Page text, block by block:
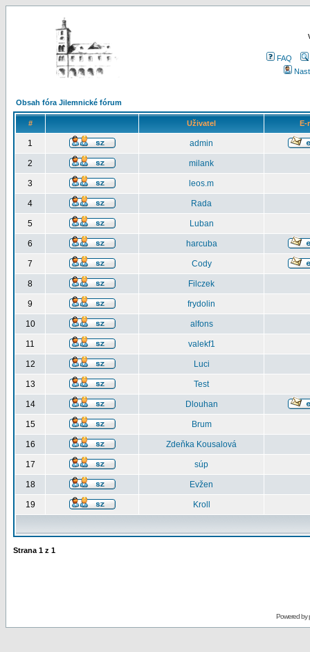
FAQ
Obsah fóra Jilemnické fórum
# Uživatel E-
1 admin
2 milank
3 leos.m
4 Rada
5 Luban
6 harcuba
7 Cody
8 Filczek
9 frydolin
10 alfons
11 valekf1
12 Luci
13 Test
14 Dlouhan
15 Brum
16 Zdeňka Kousalová
17 súp
18 Evžen
19 Kroll
Strana 1 z 1
Powered by